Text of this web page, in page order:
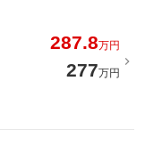
287.8万円
277万円